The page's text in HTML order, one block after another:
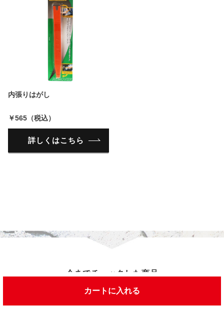
カートに入れる
内張りはがし
￥565（税込）
詳しくはこちら
今までチェックした商品